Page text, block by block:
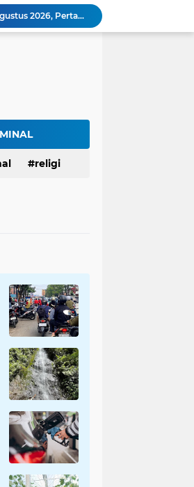
Harga BBM Pertamina di Jawa Barat Turun Mulai 2 Agustus 2026, Pertamax Jadi Rp15.950 per Liter, Cek Daftar Harga Terbaru
SAM FARM Greenhouse Cisolok Resmi Beroperasi, Hadirkan Wisata Petik Melon Premium dan Edukasi Pertanian Modern di Sukabumi
Situ Cisuba Sukabumi, Danau Cantik dengan Panggung Terapung yang Cocok Jadi Destinasi Libur Akhir Pekan
religi